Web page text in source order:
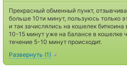
Прекрасный обменный пункт,
больше 10ти минут, пользуюсь только
и так зачислялись на кошелек
10-15 минут уже на балансе в кошелке
течение 5-10 минут происходит.
Развернуть (1)